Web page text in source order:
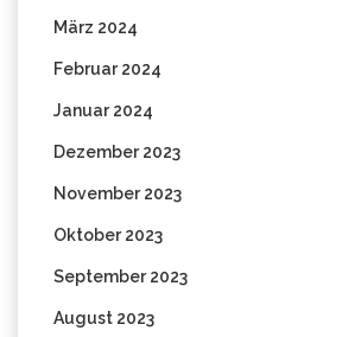
März 2024
Februar 2024
Januar 2024
Dezember 2023
November 2023
Oktober 2023
September 2023
August 2023